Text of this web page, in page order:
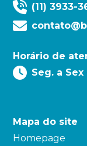
(11) 3933-
Horário de
Seg. a
Mapa do site
Homepage